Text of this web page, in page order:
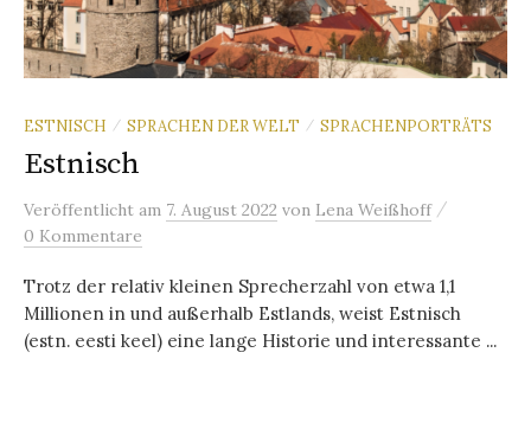
ESTNISCH / SPRACHEN DER WELT / SPRACHENPORTRÄTS
Estnisch
Veröffentlicht am 7. August 2022 von Lena Weißhoff /
0 Kommentare
Trotz der relativ kleinen Sprecherzahl von etwa 1,1
Millionen in und außerhalb Estlands, weist Estnisch
(estn. eesti keel) eine lange Historie und interessante ...